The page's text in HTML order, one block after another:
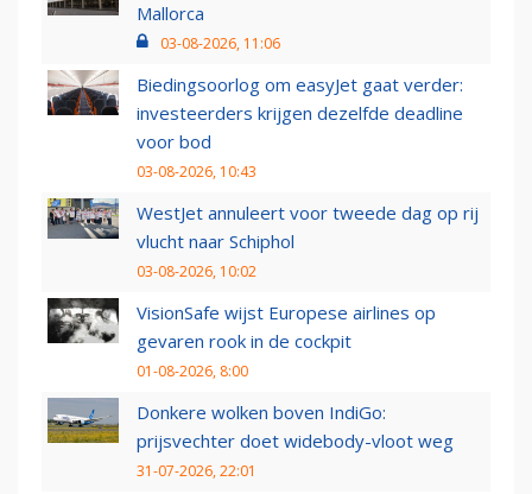
Mallorca
03-08-2026, 11:06
Biedingsoorlog om easyJet gaat verder:
investeerders krijgen dezelfde deadline
voor bod
03-08-2026, 10:43
WestJet annuleert voor tweede dag op rij
vlucht naar Schiphol
03-08-2026, 10:02
VisionSafe wijst Europese airlines op
gevaren rook in de cockpit
01-08-2026, 8:00
Donkere wolken boven IndiGo:
prijsvechter doet widebody-vloot weg
31-07-2026, 22:01